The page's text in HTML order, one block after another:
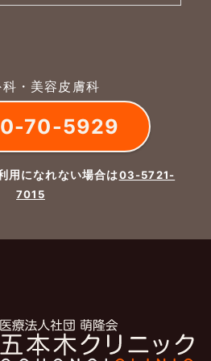
・美容皮膚科
70-5929
用になれない場合は03-5721-
7015